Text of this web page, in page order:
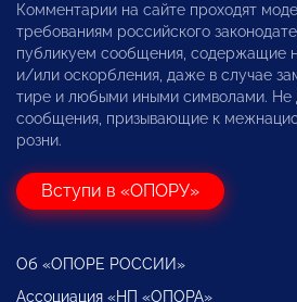
Комментарии на сайте проходят
требованиям российского
публикуем сообщения, содержащие
и/или оскорбления, даже в случае
тире и любыми иными символами. Не
сообщения, призывающие к
розни.
Вступи в «ОПОРУ»
Об «ОПОРЕ РОССИИ»
Ассоциация «НП «ОПОРА»